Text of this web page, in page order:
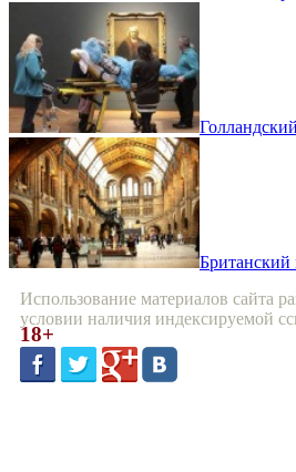
Британский
Использование материалов сайта
условии наличия индексируемой
18+